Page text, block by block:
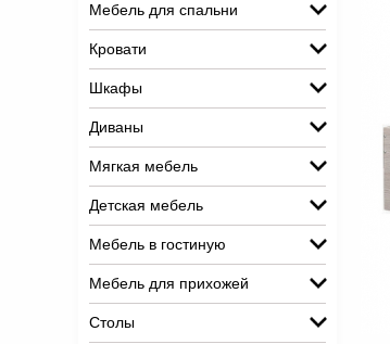
Мебель для спальни
Кровати
Шкафы
Диваны
Мягкая мебель
Детская мебель
Мебель в гостиную
Мебель для прихожей
Столы